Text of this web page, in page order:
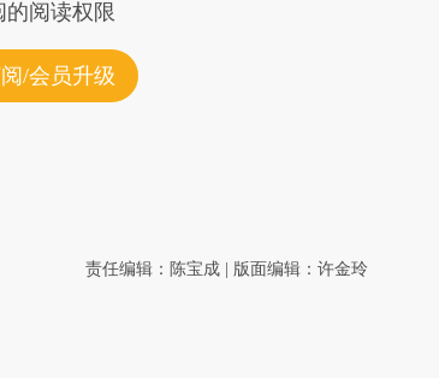
阅读权限
/会员升级
责任编辑：陈宝成 | 版面编辑：许金玲